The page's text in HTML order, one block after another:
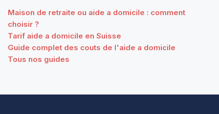
Maison de retraite ou aide a domicile : comment
choisir ?
Tarif aide a domicile en Suisse
Guide complet des couts de l'aide a domicile
Tous nos guides